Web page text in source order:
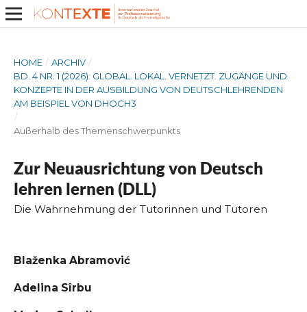
HOME / ARCHIV /
BD. 4 NR. 1 (2026): GLOBAL. LOKAL. VERNETZT. ZUGÄNGE UND
KONZEPTE IN DER AUSBILDUNG VON DEUTSCHLEHRENDEN
AM BEISPIEL VON DHOCH3
/
Außerhalb des Themenschwerpunkts
Zur Neuausrichtung von Deutsch
lehren lernen (DLL)
Die Wahrnehmung der Tutorinnen und Tutoren
Blaženka Abramović
Adelina Sîrbu